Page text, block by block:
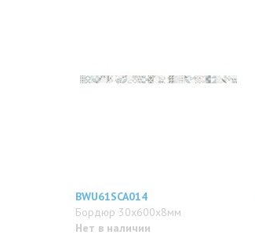
BWU61SCA014
Бордюр 30x600x8мм
Нет в наличии